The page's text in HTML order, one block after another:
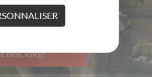
informe régulièrement par e-
mail